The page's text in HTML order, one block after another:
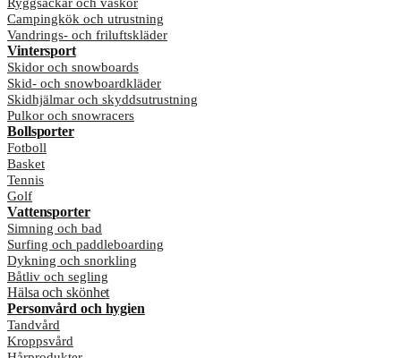
Campingkök och utrustning
Vandrings- och friluftskläder
Vintersport
Skidor och snowboards
Skid- och snowboardkläder
Skidhjälmar och skyddsutrustning
Pulkor och snowracers
Bollsporter
Fotboll
Basket
Tennis
Golf
Vattensporter
Simning och bad
Surfing och paddleboarding
Dykning och snorkling
Båtliv och segling
Hälsa och skönhet
Personvård och hygien
Tandvård
Kroppsvård